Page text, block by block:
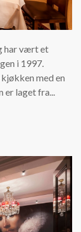
har vært et
i 1997.
med en
er laget fra...